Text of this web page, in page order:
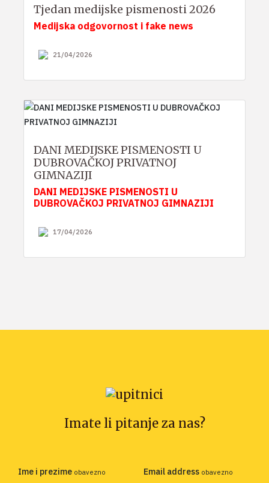
Tjedan medijske pismenosti 2026
Medijska odgovornost i fake news
21/04/2026
DANI MEDIJSKE PISMENOSTI U
DUBROVAČKOJ PRIVATNOJ
GIMNAZIJI
DANI MEDIJSKE PISMENOSTI U
DUBROVAČKOJ PRIVATNOJ GIMNAZIJI
17/04/2026
Imate li pitanje za nas?
Ime i prezime obavezno Email address obavezno